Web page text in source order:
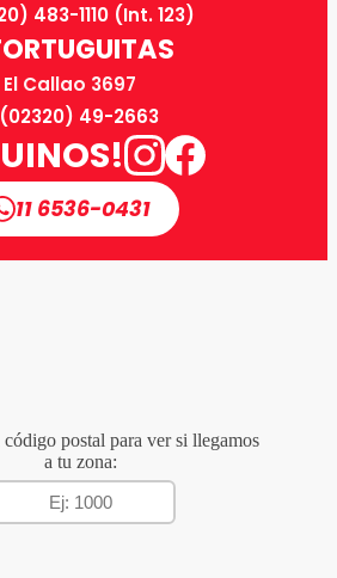
483-1110 (Int. 123)
El Callao 3697
(02320) 49-2663
11 6536-0431
código postal para ver si llegamos
a tu zona: